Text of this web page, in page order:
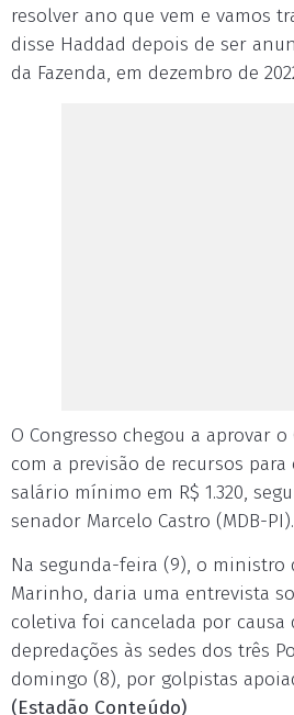
resolver ano que vem e vamos
disse Haddad depois de ser
da Fazenda, em dezembro de
O Congresso chegou a aprovar
com a previsão de recursos
salário mínimo em R$ 1.320,
senador Marcelo Castro (MDB-PI).
Na segunda-feira (9), o ministro
Marinho, daria uma entrevista
coletiva foi cancelada por causa
depredações às sedes dos três
domingo (8), por golpistas
(Estadão Conteúdo)